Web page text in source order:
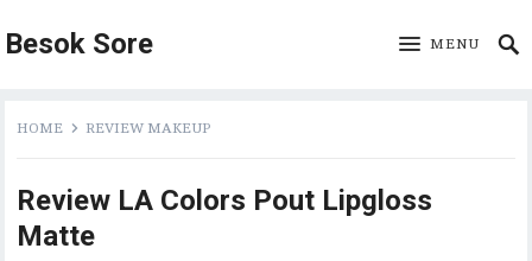
Besok Sore MENU
HOME REVIEW MAKEUP
Review LA Colors Pout Lipgloss
Matte